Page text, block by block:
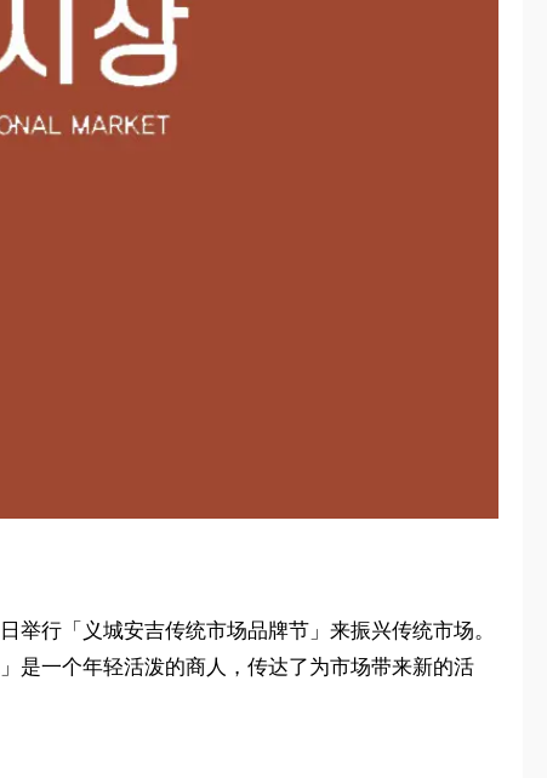
行「义城安吉传统市场品牌节」来振兴传统市场。
是一个年轻活泼的商人，传达了为市场带来新的活